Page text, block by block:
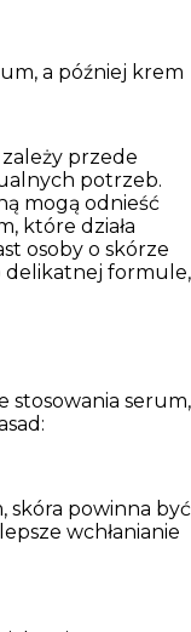
a później krem
przede
potrzeb.
mogą odnieść
które działa
osoby o skórze
delikatnej formule,
stosowania serum,
skóra powinna być
wchłanianie